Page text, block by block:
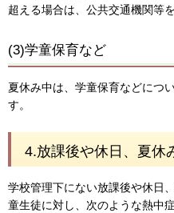
超える場合は、公共交通機関等
(3)学童保育など
夏休み中は、学童保育などにつ
す。
4.放課後や休日、夏休
学校管理下にない放課後や休日
童生徒に対し、次のような熱中